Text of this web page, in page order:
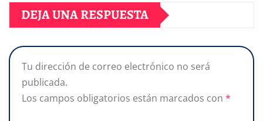
DEJA UNA RESPUESTA
Tu dirección de correo electrónico no será
publicada.
Los campos obligatorios están marcados con *